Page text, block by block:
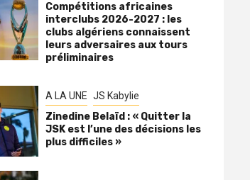
Compétitions africaines
interclubs 2026-2027 : les
clubs algériens connaissent
leurs adversaires aux tours
préliminaires
A LA UNE JS Kabylie
Zinedine Belaïd : « Quitter la
JSK est l’une des décisions les
plus difficiles »